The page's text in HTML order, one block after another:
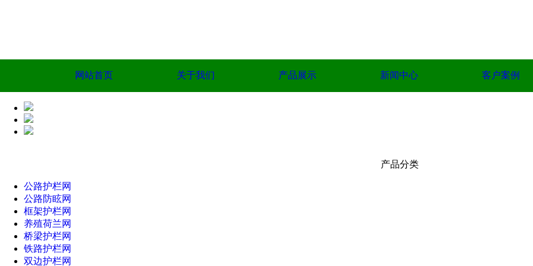
网站首页 关于我们 产品展示 新闻中心 客户案例
产品分类
公路护栏网
公路防眩网
框架护栏网
养殖荷兰网
桥梁护栏网
铁路护栏网
双边护栏网